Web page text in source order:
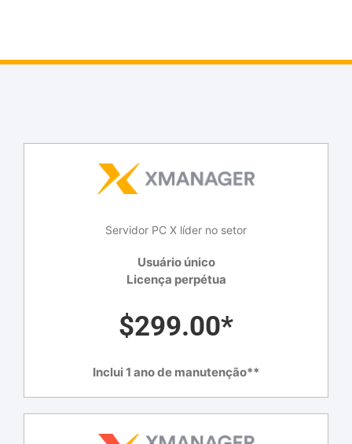
Servidor PC X líder no setor
Usuário único
Licença perpétua
$299.00*
Inclui 1 ano de manutenção**